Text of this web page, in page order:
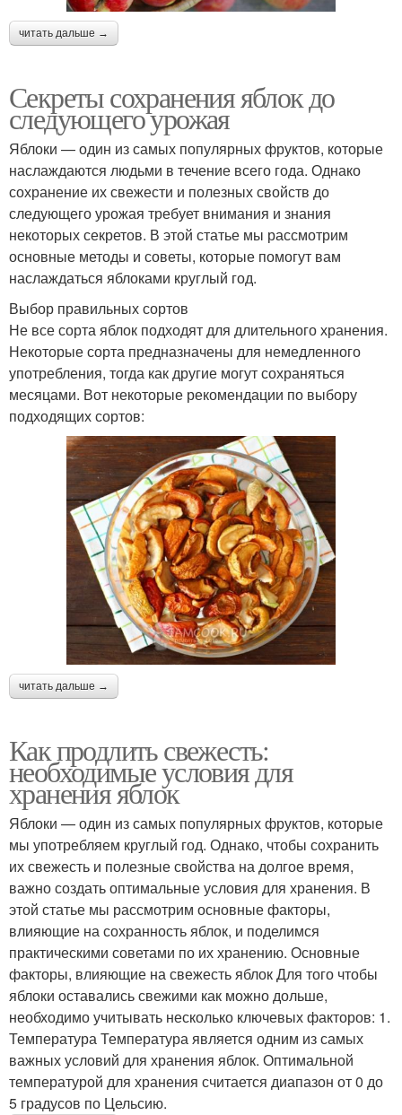
читать дальше →
Секреты сохранения яблок до
следующего урожая
Яблоки — один из самых популярных фруктов, которые
наслаждаются людьми в течение всего года. Однако
сохранение их свежести и полезных свойств до
следующего урожая требует внимания и знания
некоторых секретов. В этой статье мы рассмотрим
основные методы и советы, которые помогут вам
наслаждаться яблоками круглый год.
Выбор правильных сортов
Не все сорта яблок подходят для длительного хранения.
Некоторые сорта предназначены для немедленного
употребления, тогда как другие могут сохраняться
месяцами. Вот некоторые рекомендации по выбору
подходящих сортов:
читать дальше →
Как продлить свежесть:
необходимые условия для
хранения яблок
Яблоки — один из самых популярных фруктов, которые
мы употребляем круглый год. Однако, чтобы сохранить
их свежесть и полезные свойства на долгое время,
важно создать оптимальные условия для хранения. В
этой статье мы рассмотрим основные факторы,
влияющие на сохранность яблок, и поделимся
практическими советами по их хранению. Основные
факторы, влияющие на свежесть яблок Для того чтобы
яблоки оставались свежими как можно дольше,
необходимо учитывать несколько ключевых факторов: 1.
Температура Температура является одним из самых
важных условий для хранения яблок. Оптимальной
температурой для хранения считается диапазон от 0 до
5 градусов по Цельсию.